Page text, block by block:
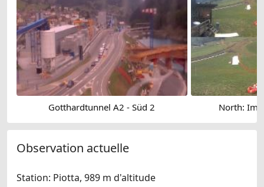
Gotthardtunnel A2 - Süd 2 North:
Observation actuelle
Station: Piotta, 989 m d'altitude